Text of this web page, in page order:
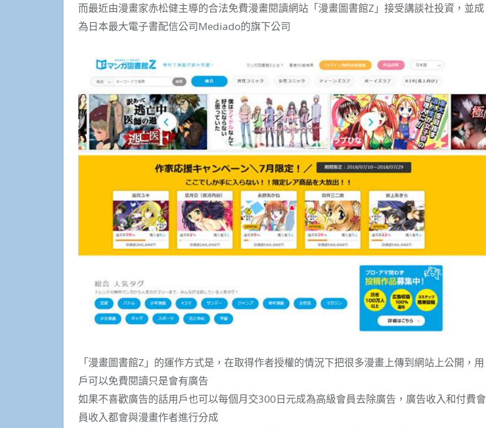
而最近由漫畫家赤松健主導的合法免費漫畫閱讀網站「漫畫圖書館Z」接受講談社投資，並成
為日本最大電子書配信公司Mediado的旗下公司
「漫畫圖書館Z」的運作方式是，在取得作者授權的情況下把很多漫畫上傳到網站上公開，用
戶可以免費閱讀只是會有廣告
如果不喜歡廣告的話用戶也可以每個月交300日元成為高級會員去除廣告，廣告收入和付費會
員收入都會與漫畫作者進行分成